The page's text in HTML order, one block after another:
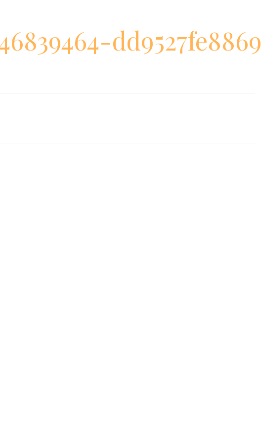
dd9527fe8869